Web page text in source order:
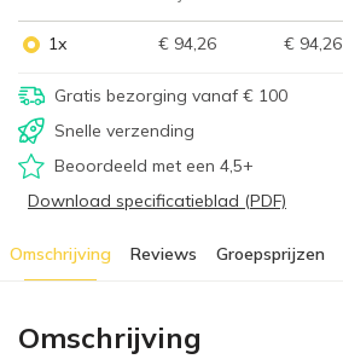
1x € 94,26 € 94,26
Gratis bezorging vanaf € 100
Snelle verzending
Beoordeeld met een 4,5+
Download specificatieblad (PDF)
Omschrijving Reviews Groepsprijzen
Omschrijving